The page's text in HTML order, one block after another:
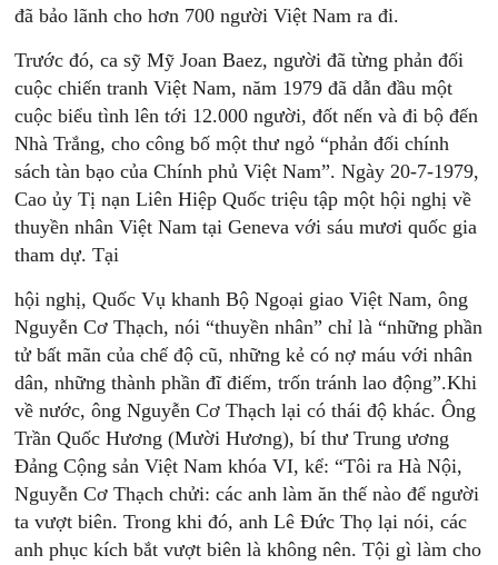
đã bảo lãnh cho hơn 700 người Việt Nam ra đi.
Trước đó, ca sỹ Mỹ Joan Baez, người đã từng phản đối
cuộc chiến tranh Việt Nam, năm 1979 đã dẫn đầu một
cuộc biểu tình lên tới 12.000 người, đốt nến và đi bộ đến
Nhà Trắng, cho công bố một thư ngỏ “phản đối chính
sách tàn bạo của Chính phủ Việt Nam”. Ngày 20-7-1979,
Cao ủy Tị nạn Liên Hiệp Quốc triệu tập một hội nghị về
thuyền nhân Việt Nam tại Geneva với sáu mươi quốc gia
tham dự. Tại
hội nghị, Quốc Vụ khanh Bộ Ngoại giao Việt Nam, ông
Nguyễn Cơ Thạch, nói “thuyền nhân” chỉ là “những phần
tử bất mãn của chế độ cũ, những kẻ có nợ máu với nhân
dân, những thành phần đĩ điếm, trốn tránh lao động”.Khi
về nước, ông Nguyễn Cơ Thạch lại có thái độ khác. Ông
Trần Quốc Hương (Mười Hương), bí thư Trung ương
Đảng Cộng sản Việt Nam khóa VI, kể: “Tôi ra Hà Nội,
Nguyễn Cơ Thạch chửi: các anh làm ăn thế nào để người
ta vượt biên. Trong khi đó, anh Lê Đức Thọ lại nói, các
anh phục kích bắt vượt biên là không nên. Tội gì làm cho